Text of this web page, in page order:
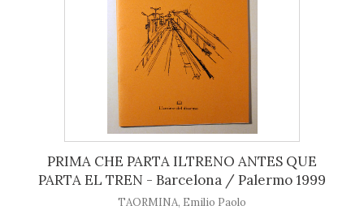
PRIMA CHE PARTA ILTRENO ANTES QUE
PARTA EL TREN - Barcelona / Palermo 1999
TAORMINA, Emilio Paolo